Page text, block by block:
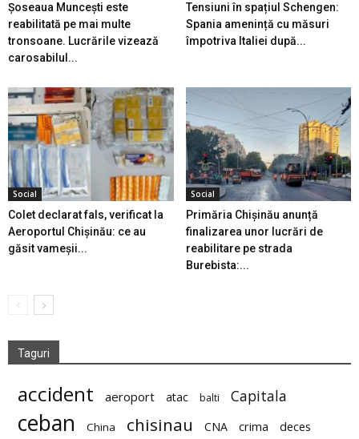
Șoseaua Muncești este
reabilitată pe mai multe
tronsoane. Lucrările vizează
carosabilul...
Tensiuni în spațiul Schengen:
Spania amenință cu măsuri
împotriva Italiei după...
Social
Colet declarat fals, verificat la
Aeroportul Chișinău: ce au
găsit vameșii...
Social
Primăria Chișinău anunță
finalizarea unor lucrări de
reabilitare pe strada
Burebista:...
Taguri
accident aeroport atac balti Capitala
ceban China chisinau CNA crima deces